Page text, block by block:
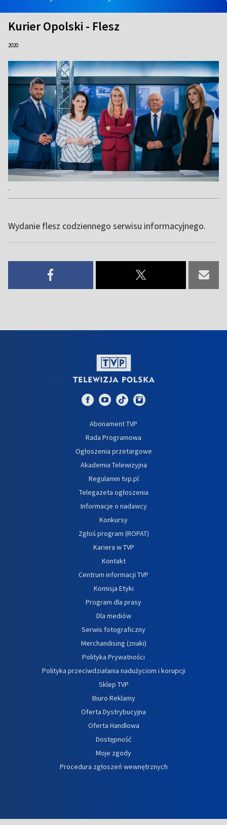
Kurier Opolski - Flesz
2020
.
Wydanie flesz codziennego serwisu informacyjnego.
Abonament TVP
Rada Programowa
Ogłoszenia przetargowe
Akademia Telewizyjna
Regulamin tvp.pl
Telegazeta ogłoszenia
Informacje o nadawcy
Konkursy
Zgłoś program (ROPAT)
Kariera w TVP
Kontakt
Centrum informacji TVP
Komisja Etyki
Program dla prasy
Dla mediów
Serwis fotograficzny
Merchandising (znaki)
Polityka Prywatności
Polityka przeciwdziałania nadużyciom i korupcji
Sklep TVP
Biuro Reklamy
Oferta Dystrybucyjna
Oferta Handlowa
Dostępność
Moje zgody
Procedura zgłoszeń wewnętrznych